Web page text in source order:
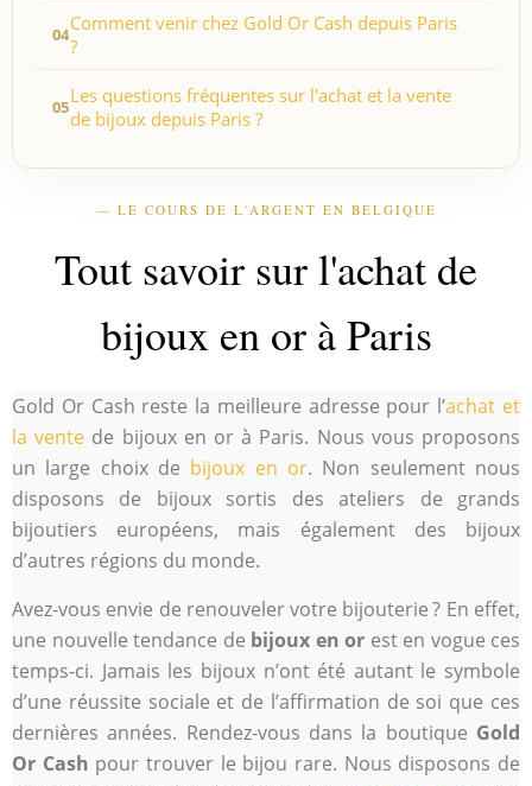
Comment venir chez Gold Or Cash depuis Paris
?
Les questions fréquentes sur l'achat et la vente
de bijoux depuis Paris ?
— LE COURS DE L'ARGENT EN BELGIQUE
Tout savoir sur l'achat de
bijoux en or à Paris
Gold Or Cash reste la meilleure adresse pour l’achat et
la vente de bijoux en or à Paris. Nous vous proposons
un large choix de bijoux en or. Non seulement nous
disposons de bijoux sortis des ateliers de grands
bijoutiers européens, mais également des bijoux
d’autres régions du monde.
Avez-vous envie de renouveler votre bijouterie ? En effet,
une nouvelle tendance de bijoux en or est en vogue ces
temps-ci. Jamais les bijoux n’ont été autant le symbole
d’une réussite sociale et de l’affirmation de soi que ces
dernières années. Rendez-vous dans la boutique Gold
Or Cash pour trouver le bijou rare. Nous disposons de